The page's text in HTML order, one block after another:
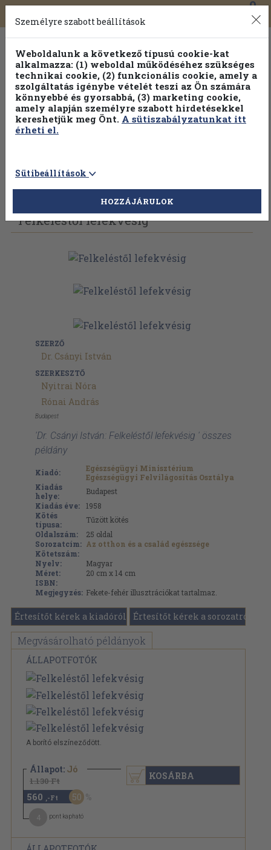
Toggle
navigation
0
Vissza az előző oldalra Válasszon példányt
Felkeléstől lefekvésig
SZERZŐ
Dr. Csányi István
SZERKESZTŐ
Nyitrai Nóra
Rónai András
Budapest
'Dr. Csányi István: Felkeléstől lefekvésig ' összes
példány
Kiadó:
Egészségügyi Minisztérium
Egészségügyi Felvilágosítás Osztálya
Kiadás
helye:
Budapest
Kiadás éve:
1958
Kötés
típusa:
Tűzött kötés
Oldalszám:
25 oldal
Sorozatcím: Az otthon és a család egészsége
Kötetszám:
Nyelv:
Magyar
Méret:
20 cm x 14 cm
ISBN:
Megjegyzés: Fekete-fehér illusztrációkat tartalmaz.
Értesítőt kérek a kiadóról Értesítőt kérek a sorozatról
Megvásárolható példányok
ÁLLAPOTFOTÓK
A borító elszíneződött.
Állapot: Jó
1.130 Ft
560 ,-Ft 50
pont kapható
KOSÁRBA
Személyre szabott beállítások
Weboldalunk a következő típusú cookie-kat
alkalmazza: (1) weboldal működéséhez szükséges
technikai cookie, (2) funkcionális cookie, amely a
szolgáltatás igénybe vételét teszi az Ön számára
könnyebbé és gyorsabbá, (3) marketing cookie,
amely alapján személyre szabott hirdetésekkel
kereshetjük meg Önt. A sütiszabályzatunkat itt
érheti el.
Sütibeállítások
HOZZÁJÁRULOK